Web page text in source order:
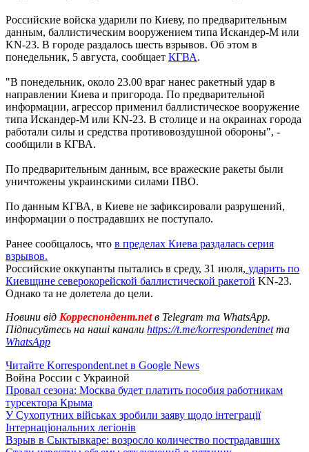
Российские войска ударили по Киеву, по предварительным
данным, баллистическим вооружением типа Искандер-М или
KN-23. В городе раздалось шесть взрывов. Об этом в
понедельник, 5 августа, сообщает КГВА.
"В понедельник, около 23.00 враг нанес ракетный удар в
направлении Киева и пригорода. По предварительной
информации, агрессор применил баллистическое вооружение
типа Искандер-М или KN-23. В столице и на окраинах города
работали силы и средства противовоздушной обороны", -
сообщили в КГВА.
По предварительным данным, все вражеские ракеты были
уничтожены украинскими силами ПВО.
По данным КГВА, в Киеве не зафиксировали разрушений,
информации о пострадавших не поступало.
Ранее сообщалось, что в пределах Киева раздалась серия
взрывов.
Российские оккупанты пытались в среду, 31 июля, ударить по
Киевщине северокорейской баллистической ракетой KN-23.
Однако та не долетела до цели.
Новини від Корреспондент.netв Telegram та WhatsApp.
Підписуйтесь на наші канали https://t.me/korrespondentnetта
WhatsApp
Читайте Korrespondent.net в Google News
Война России с Украиной
Провал сезона: Москва будет платить пособия работникам
турсектора Крыма
У Сухопутних військах зробили заяву щодо інтеграції
Інтернаціональних легіонів
Взрыв в Сыктывкаре: возросло количество пострадавших